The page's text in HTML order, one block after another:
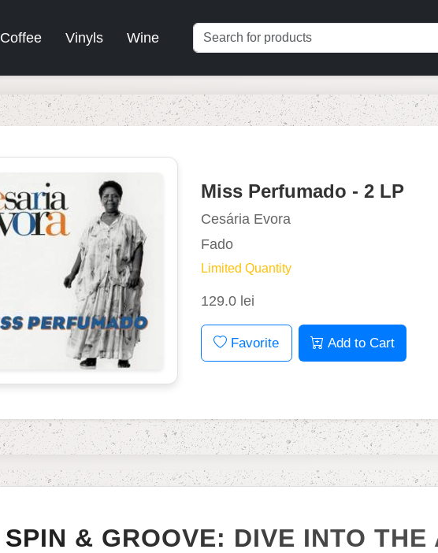
Coffee Vinyls Wine
Miss Perfumado - 2 LP
Cesária Evora
Fado
Limited Quantity
129.0 lei
Favorite Add to Cart
SPIN & GROOVE: DIVE INTO